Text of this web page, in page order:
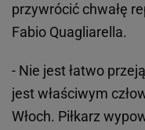
przywrócić chwałę
Fabio Quagliarella.
- Nie jest łatwo
jest właściwym
Włoch. Piłkarz